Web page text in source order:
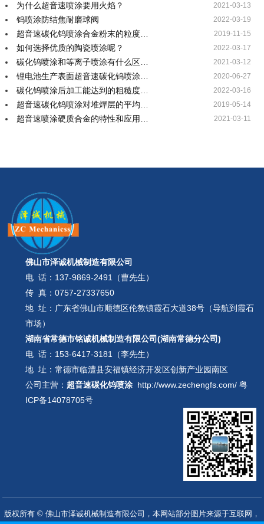
为什么超音速喷涂要用火焰？ 2021-03-13
钨喷涂防结焦耐磨球阀 2022-03-19
超音速碳化钨喷涂合金粉末的粒度… 2019-11-15
如何选择优质的陶瓷喷涂呢？ 2022-03-17
碳化钨喷涂和等离子喷涂有什么区… 2021-03-12
锂电池生产表面超音速碳化钨喷涂… 2020-06-27
碳化钨喷涂后加工能达到的粗糙度… 2022-03-16
超音速碳化钨喷涂对堆焊层的平均… 2019-05-14
超音速喷涂硬质合金的特性和应用… 2021-03-11
佛山市泽诚机械制造有限公司
电 话： 137-9869-2491（曹先生）
传 真：0757-27337650
地 址：广东省佛山市顺德区伦教镇霞石大道38号（导航到霞石
市场）
湖南省常德市铭诚机械制造有限公司(湖南常德分公司)
电 话： 153-6417-3181（李先生）
地 址：常德市临澧县安福镇经济开发区创新产业园南区
公司主营： 超音速碳化钨喷涂 http://www.zechengfs.com/ 粤
ICP备14078705号
版权所有 © 佛山市泽诚机械制造有限公司，本网站部分图片来源于互联网，